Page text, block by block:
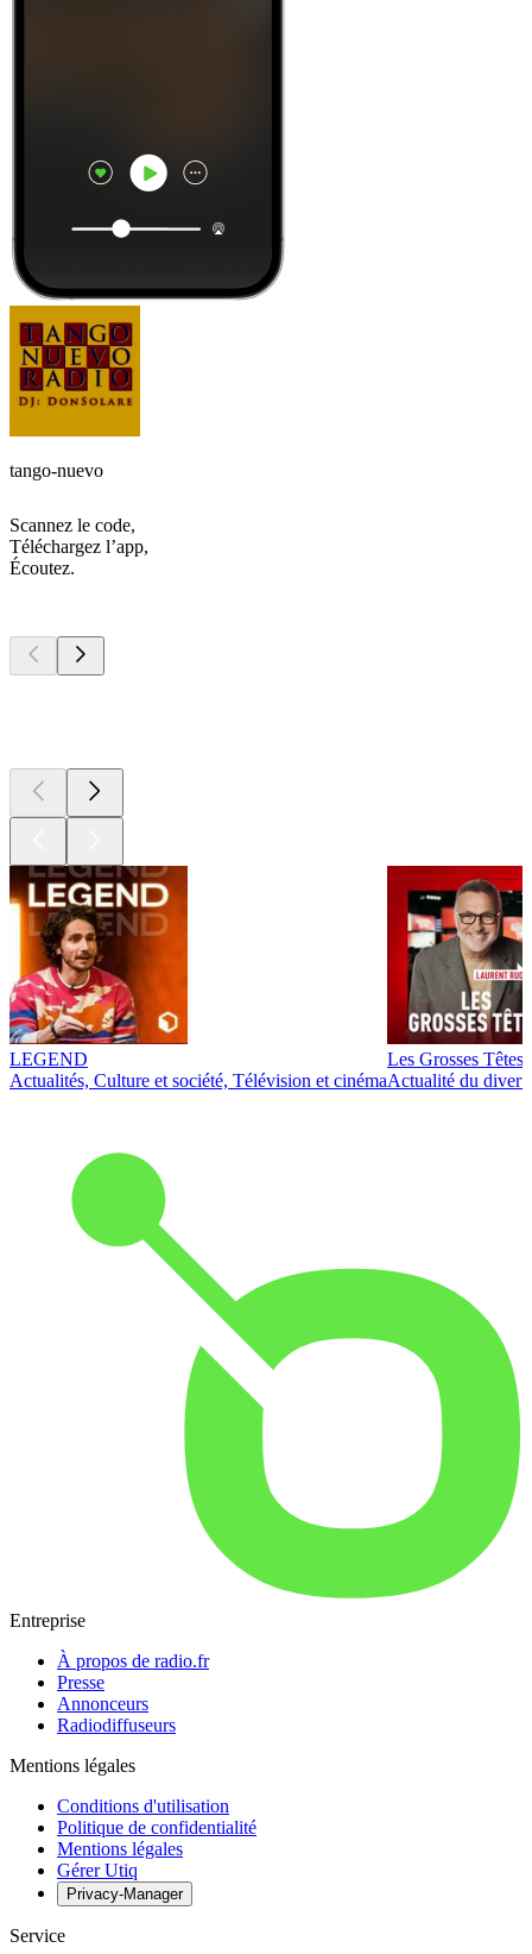
tango-nuevo
Scannez le code,
Téléchargez l’app,
Écoutez.
LEGEND
Actualités, Culture et société, Télévision et cinéma
Les Grosses Têtes
Actualité du
Entreprise
À propos de radio.fr
Presse
Annonceurs
Radiodiffuseurs
Mentions légales
Conditions d'utilisation
Politique de confidentialité
Mentions légales
Gérer Utiq
Privacy-Manager
Service